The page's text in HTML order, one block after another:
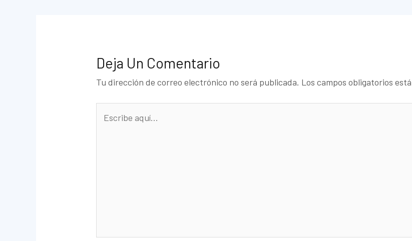
Deja Un Comentario
Tu dirección de correo electrónico no será publicada. Los campos obligatorios